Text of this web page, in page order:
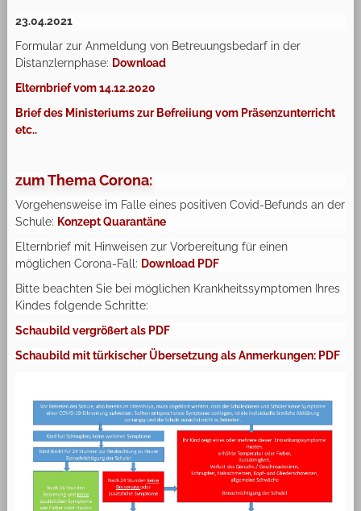
23.04.2021
Formular zur Anmeldung von Betreuungsbedarf in der
Distanzlernphase: Download
Elternbrief vom 14.12.2020
Brief des Ministeriums zur Befreiiung vom Präsenzunterricht
etc..
zum Thema Corona:
Vorgehensweise im Falle eines positiven Covid-Befunds an der
Schule: Konzept Quarantäne
Elternbrief mit Hinweisen zur Vorbereitung für einen
möglichen Corona-Fall: Download PDF
Bitte beachten Sie bei möglichen Krankheitssymptomen Ihres
Kindes folgende Schritte:
Schaubild vergrößert als PDF
Schaubild mit türkischer Übersetzung als Anmerkungen: PDF